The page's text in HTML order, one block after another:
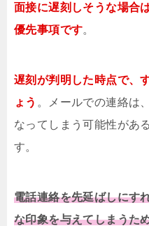
面接に遅刻しそうな場合
優先事項です。
遅刻が判明した時点で、
ょう 。メールでの連絡は
なってしまう可能性があ
す。
電話連絡を先延ばしにす
な印象を与えてしまうた